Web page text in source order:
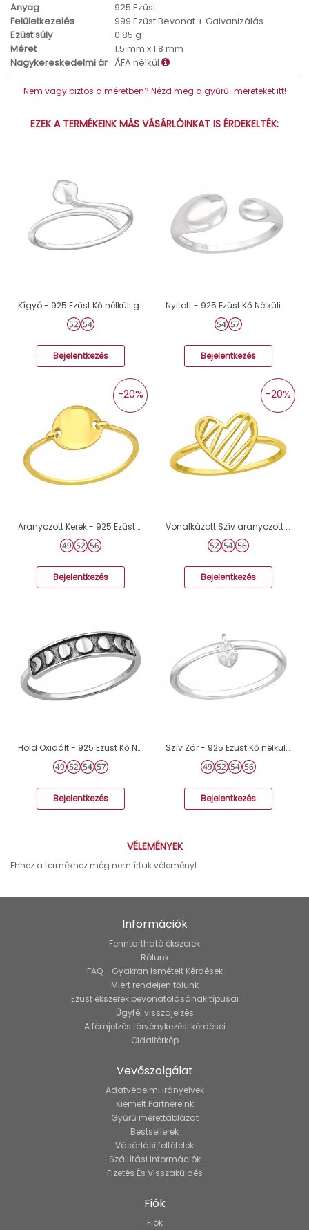
Anyag
925 Ezüst
Felületkezelés
999 Ezüst Bevonat + Galvanizálás
Ezüst súly
0.85 g
Méret
1.5 mm x 1.8 mm
Nagykereskedelmi ár ÁFA nélkül
Nem vagy biztos a méretben? Nézd meg a gyűrű-méreteket itt!
EZEK A TERMÉKEINK MÁS VÁSÁRLÓINKAT IS ÉRDEKELTÉK:
Kígyó - 925 Ezüst Kő nélküli gyűrűk A4S18949
Bejelentkezés
Nyitott - 925 Ezüst Kő Nélküli Gyűrűk A4S40616
Bejelentkezés
Aranyozott Kerek - 925 Ezüst Kő Nélküli Gyűrűk A4S41650
-20%
Bejelentkezés
Vonalkázott Szív aranyozott ezüst gyűrű - 925 Ezüst Kő Nélküli Gyűrűk A4S46322
-20%
Bejelentkezés
Hold Oxidált - 925 Ezüst Kő Nélküli Gyűrűk A4S50006
Bejelentkezés
Szív Zár - 925 Ezüst Kő nélküli gyűrűk A4S48230
Bejelentkezés
VÉLEMÉNYEK
Ehhez a termékhez még nem írtak véleményt.
Információk
Fenntartható ékszerek
Rólunk
FAQ - Gyakran Ismételt Kérdések
Miért rendeljen tőlünk
Ezüst ékszerek bevonatolásának típusai
Ügyfél visszajelzés
A fémjelzés törvénykezési kérdései
Oldaltérkép
Vevőszolgálat
Adatvédelmi irányelvek
Kiemelt Partnereink
Gyűrű mérettáblázat
Bestsellerek
Vásárlási feltételek
Szállítási információk
Fizetés És Visszaküldés
Fiók
Fiók